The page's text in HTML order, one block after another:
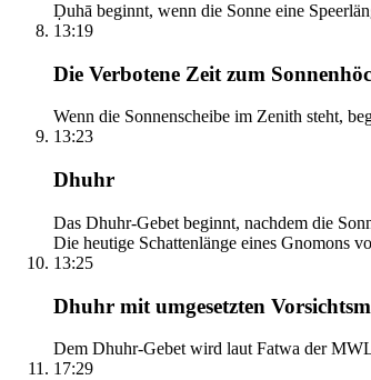
Ḍuhā beginnt, wenn die Sonne eine
13:19
Die Verbotene Zeit zum
Wenn die Sonnenscheibe im Zenith steht,
13:23
Dhuhr
Das Dhuhr-Gebet beginnt, nachdem die
Die heutige Schattenlänge eines Gnomons
13:25
Dhuhr mit umgesetzten
Dem Dhuhr-Gebet wird laut Fatwa der
17:29